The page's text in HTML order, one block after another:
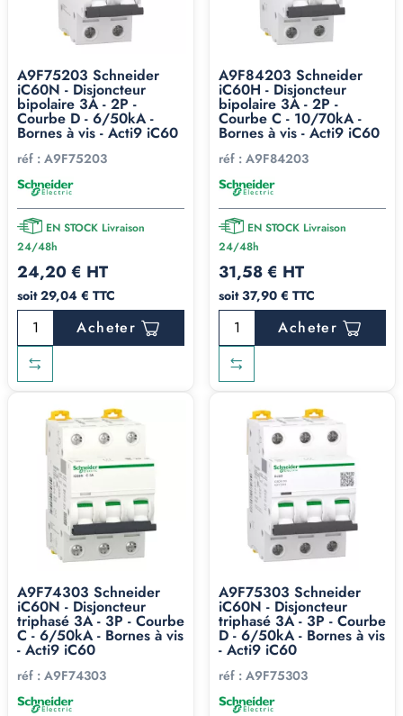
A9F75203 Schneider
iC60N - Disjoncteur
bipolaire 3A - 2P -
Courbe D - 6/50kA -
Bornes à vis - Acti9 iC60
réf : A9F75203
EN STOCK Livraison
24/48h
24,20 € HT
soit 29,04 € TTC
Acheter
A9F84203 Schneider
iC60H - Disjoncteur
bipolaire 3A - 2P -
Courbe C - 10/70kA -
Bornes à vis - Acti9 iC60
réf : A9F84203
EN STOCK Livraison
24/48h
31,58 € HT
soit 37,90 € TTC
Acheter
A9F74303 Schneider
iC60N - Disjoncteur
triphasé 3A - 3P - Courbe
C - 6/50kA - Bornes à vis
- Acti9 iC60
réf : A9F74303
A9F75303 Schneider
iC60N - Disjoncteur
triphasé 3A - 3P - Courbe
D - 6/50kA - Bornes à vis
- Acti9 iC60
réf : A9F75303